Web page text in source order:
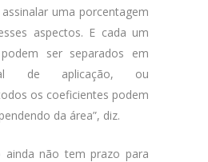
uma porcentagem
aspectos. E cada um
ser separados em
de aplicação, ou
os coeficientes podem
da área”, diz.
ainda não tem prazo para